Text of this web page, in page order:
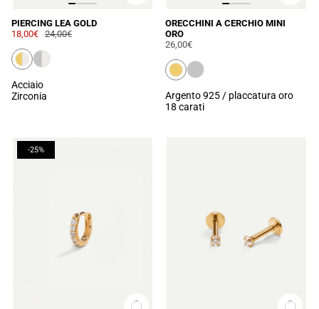
PIERCING LEA GOLD
18,00€ 24,00€
Acciaio
Zirconia
ORECCHINI A CERCHIO MINI
ORO
26,00€
Argento 925 / placcatura oro
18 carati
-25%